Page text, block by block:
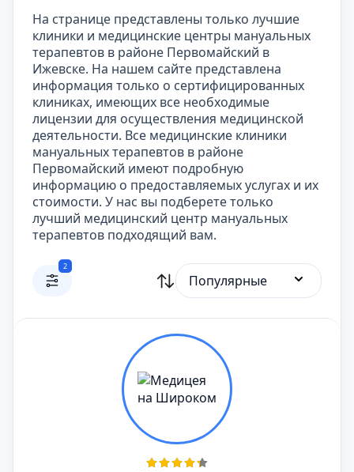
На странице представлены только лучшие
клиники и медицинские центры мануальных
терапевтов в районе Первомайский в
Ижевске. На нашем сайте представлена
информация только о сертифицированных
клиниках, имеющих все необходимые
лицензии для осуществления медицинской
деятельности. Все медицинские клиники
мануальных терапевтов в районе
Первомайский имеют подробную
информацию о предоставляемых услугах и их
стоимости. У нас вы подберете только
лучший медицинский центр мануальных
терапевтов подходящий вам.
2
Популярные